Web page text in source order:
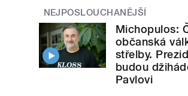
NEJPOSLOUCHANĚJŠÍ
Michopulos:
občanská
střelby.
budou
Pavlovi